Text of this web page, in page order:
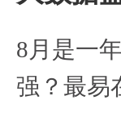
8月是一
强？最易